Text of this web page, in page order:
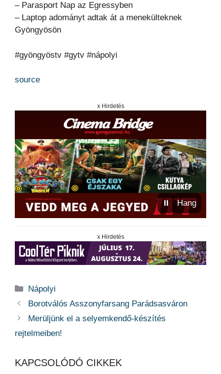
– Parasport Nap az Egressyben
– Laptop adományt adtak át a menekülteknek
Gyöngyösön
#gyöngyöstv #gytv #nápolyi
source
x Hirdetés
⏸ Hang
x Hirdetés
Kategória
Nápolyi
Borotválós Asszonyfarsang Parádsasváron
Merüljünk el a selyemkendő-készítés
rejtelmeiben!
KAPCSOLÓDÓ CIKKEK